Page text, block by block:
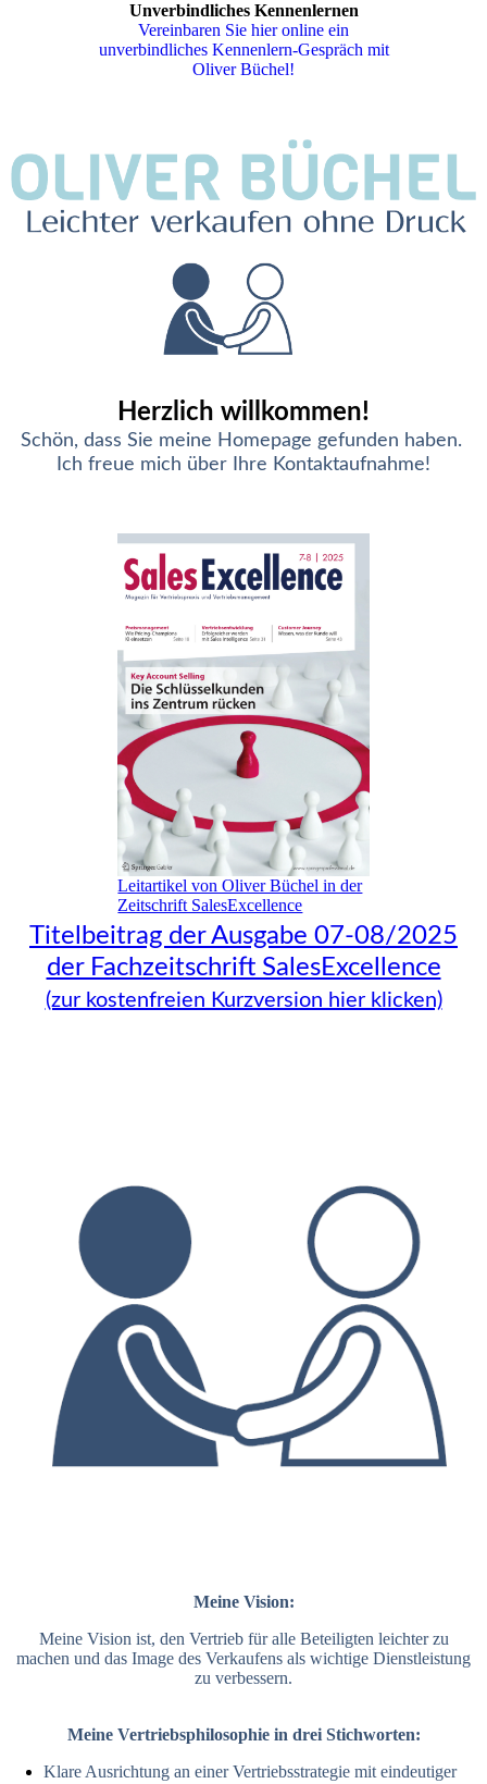
Unverbindliches Kennenlernen
Vereinbaren Sie hier online ein
unverbindliches Kennenlern-Gespräch mit
Oliver Büchel!
Herzlich willkommen!
Schön, dass Sie meine Homepage gefunden haben.
Ich freue mich über Ihre Kontaktaufnahme!
Leitartikel von Oliver Büchel in der
Zeitschrift SalesExcellence
Titelbeitrag der Ausgabe 07-08/2025
der Fachzeitschrift SalesExcellence
(zur kostenfreien Kurzversion hier klicken)
Meine Vision:
Meine Vision ist, den Vertrieb für alle Beteiligten leichter zu
machen und das Image des Verkaufens als wichtige Dienstleistung
zu verbessern.
Meine Vertriebsphilosophie in drei Stichworten:
Klare Ausrichtung an einer Vertriebsstrategie mit eindeutiger